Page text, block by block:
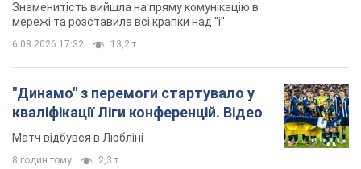
Знаменитість вийшла на пряму комунікацію в
мережі та розставила всі крапки над "і"
6.08.2026 17:32 13,2 т.
"Динамо" з перемоги стартувало у
кваліфікації Ліги конференцій. Відео
Матч відбувся в Любліні
8 годин тому 2,3 т.